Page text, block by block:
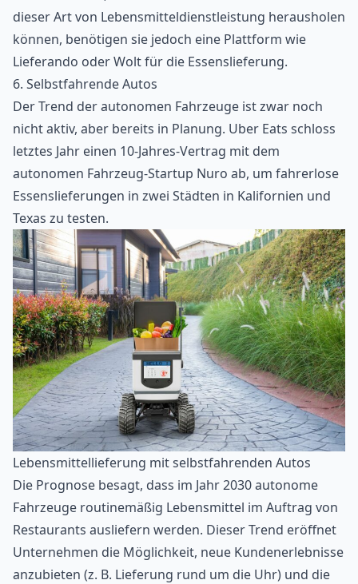
dieser Art von Lebensmitteldienstleistung herausholen
können, benötigen sie jedoch eine Plattform wie
Lieferando oderWoltfür die Essenslieferung.
6. Selbstfahrende Autos
Der Trend der autonomen Fahrzeuge ist zwar noch
nicht aktiv, aber bereits in Planung. Uber Eats schloss
letztes Jahr einen 10-Jahres-Vertrag mit dem
autonomen Fahrzeug-Startup Nuro ab, um fahrerlose
Essenslieferungen in zwei Städten in Kalifornien und
Texas zu testen.
Lebensmittellieferung mit selbstfahrenden Autos
Die Prognose besagt, dass im Jahr 2030 autonome
Fahrzeuge routinemäßig Lebensmittel im Auftrag von
Restaurants ausliefern werden. Dieser Trend eröffnet
Unternehmen die Möglichkeit, neue Kundenerlebnisse
anzubieten (z. B. Lieferung rund um die Uhr) und die